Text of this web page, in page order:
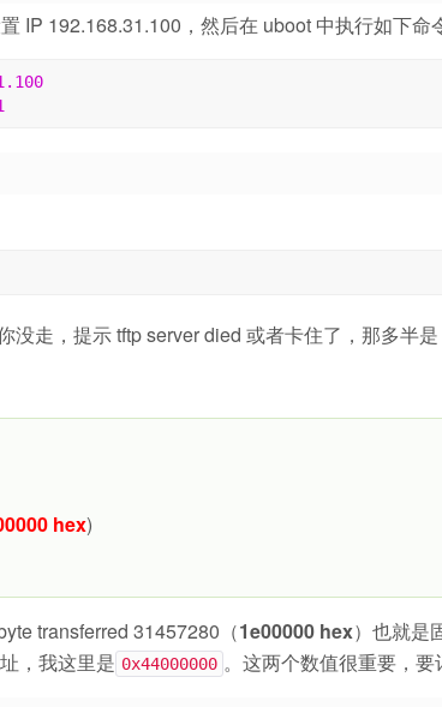
IP 192.168.31.100，然后在 uboot 中执行如下命
走，提示 tftp server died 或者卡住了，那多半是
hex)
transferred 31457280（1e00000 hex）也就是
，我这里是 0x44000000 。这两个数值很重要，要